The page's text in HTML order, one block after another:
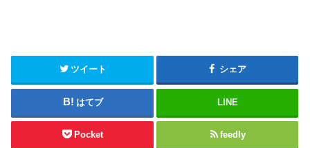
ツイート シェア
はてブ LINE
Pocket feedly